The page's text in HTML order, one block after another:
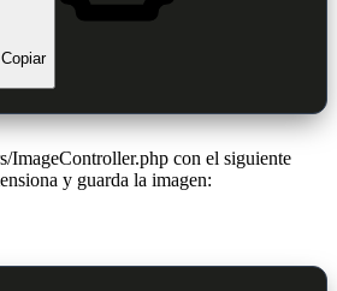
Copiar
ImageController.php con el siguiente
y guarda la imagen: